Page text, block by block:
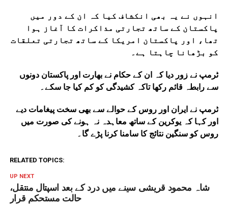
انہوں نے یہ بھی انکشاف کیا کہ ان کے دور میں
پاکستان کے ساتھ تجارتی مذاکرات کا آغاز ہوا
تھا، اور پاکستان امریکا کے ساتھ تجارتی تعلقات
کو بڑھانا چاہتا ہے۔
ٹرمپ نے زور دیا کہ ان کے حکام نے بھارت اور پاکستان دونوں
سے رابطہ قائم رکھا تاکہ کشیدگی کو کم کیا جا سکے۔
ٹرمپ نے ایران اور روس کے حوالے سے بھی سخت پیغامات دیے
اور کہا کہ یوکرین کے ساتھ معاہدہ نہ ہونے کی صورت میں
روس کو سنگین نتائج کا سامنا کرنا پڑے گا۔
RELATED TOPICS:
UP NEXT
شاہ محمود قریشی سینے میں درد کے بعد اسپتال منتقل،
حالت مستحکم قرار